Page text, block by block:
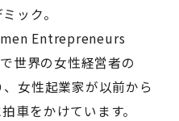
ック。
Entrepreneurs
世界の女性経営者の
女性起業家が以前から
車をかけています。